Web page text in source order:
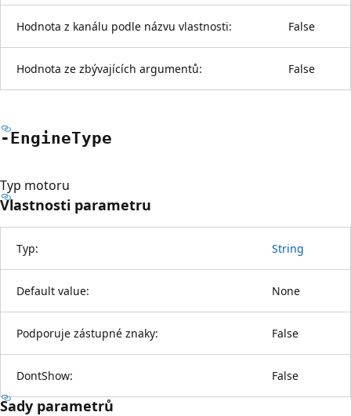
Hodnota z kanálu podle názvu vlastnosti: False
Hodnota ze zbývajících argumentů: False
-EngineType
Typ motoru
Vlastnosti parametru
Typ: String
Default value: None
Podporuje zástupné znaky: False
DontShow: False
Sady parametrů